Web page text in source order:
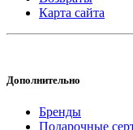
Карта сайта
Дополнительно
Бренды
Подарочные